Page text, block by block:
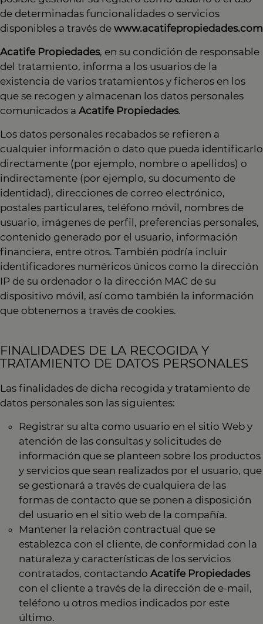
de determinadas funcionalidades o servicios
disponibles a través de www.acatifepropiedades.com
Acatife Propiedades, en su condición de responsable
del tratamiento, informa a los usuarios de la
existencia de varios tratamientos y ficheros en los
que se recogen y almacenan los datos personales
comunicados a Acatife Propiedades.
Los datos personales recabados se refieren a
cualquier información o dato que pueda identificarlo
directamente (por ejemplo, nombre o apellidos) o
indirectamente (por ejemplo, su documento de
identidad), direcciones de correo electrónico,
postales particulares, teléfono móvil, nombres de
usuario, imágenes de perfil, preferencias personales,
contenido generado por el usuario, información
financiera, entre otros. También podría incluir
identificadores numéricos únicos como la dirección
IP de su ordenador o la dirección MAC de su
dispositivo móvil, así como también la información
que obtenemos a través de cookies.
FINALIDADES DE LA RECOGIDA Y
TRATAMIENTO DE DATOS PERSONALES
Las finalidades de dicha recogida y tratamiento de
datos personales son las siguientes:
Registrar su alta como usuario en el sitio Web y
atención de las consultas y solicitudes de
información que se planteen sobre los productos
y servicios que sean realizados por el usuario, que
se gestionará a través de cualquiera de las
formas de contacto que se ponen a disposición
del usuario en el sitio web de la compañía.
Mantener la relación contractual que se
establezca con el cliente, de conformidad con la
naturaleza y características de los servicios
contratados, contactando Acatife Propiedades
con el cliente a través de la dirección de e-mail,
teléfono u otros medios indicados por este
último.